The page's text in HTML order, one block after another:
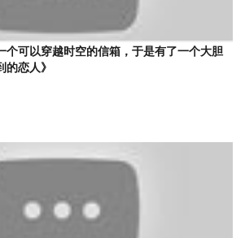
个可以穿越时空的信箱，于是有了一个大胆
恋人》